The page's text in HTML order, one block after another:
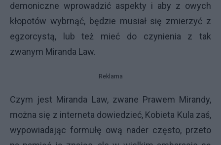
demoniczne wprowadzić aspekty i aby z owych
kłopotów wybrnąć, będzie musiał się zmierzyć z
egzorcystą, lub też mieć do czynienia z tak
zwanym Miranda Law.
Reklama
Czym jest Miranda Law, zwane Prawem Mirandy,
można się z interneta dowiedzieć, Kobieta Kula zaś,
wypowiadając formułę ową nader często, przeto